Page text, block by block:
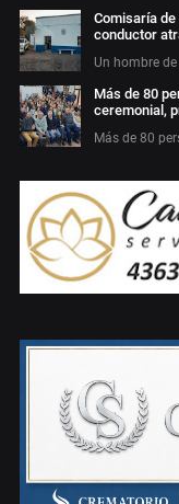
Comisaría
conductor
Un hombre
Más de 80
ceremonial,
Más de 80